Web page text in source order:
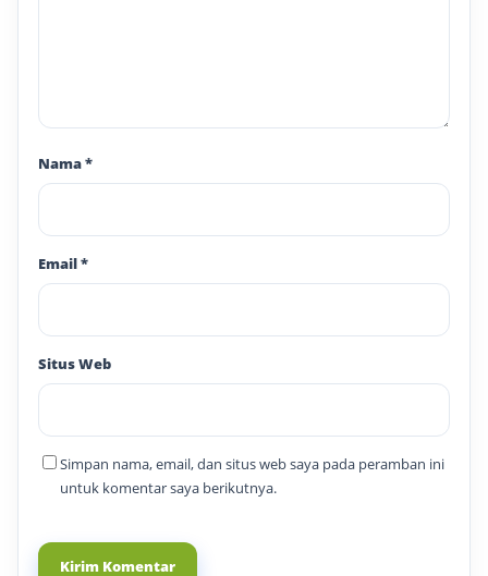
Nama*
Email*
Situs Web
Simpan nama, email, dan situs web saya pada peramban ini
untuk komentar saya berikutnya.